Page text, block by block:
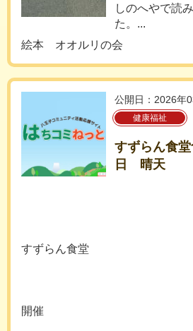
しのへやで読
た。...
絵本 オオルリの会
公開日：2026年
健康福祉
すずらん食
日 晴天
すずらん食堂
開催